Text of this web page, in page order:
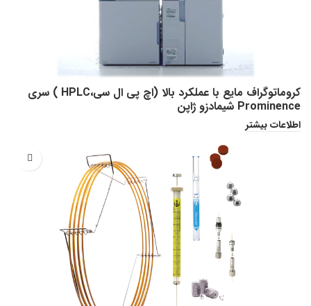
کروماتوگراف مایع با عملکرد بالا (اچ پی ال سی،HPLC ) سری
Prominence شیمادزو ژاپن
اطلاعات بیشتر